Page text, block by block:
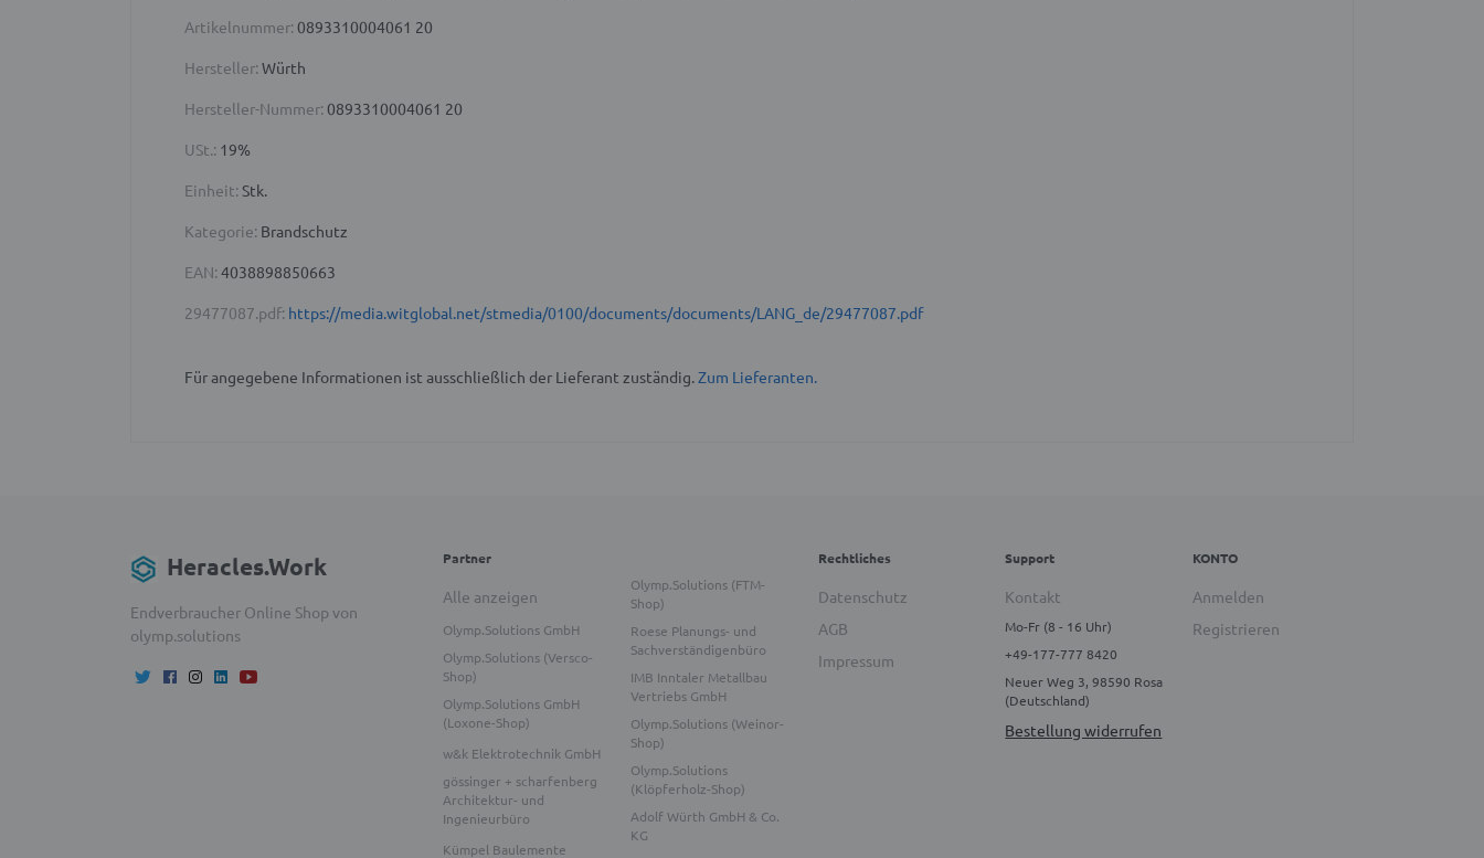
Artikelnummer: 0893310004061 20
Hersteller: Würth
Hersteller-Nummer: 0893310004061 20
USt.: 19%
Einheit: Stk.
Kategorie: Brandschutz
EAN: 4038898850663
29477087.pdf: https://media.witglobal.net/stmedia/0100/documents/documents/LANG_de/29477087.pdf
Für angegebene Informationen ist ausschließlich der Lieferant zuständig.Zum Lieferanten.
Heracles.Work
Endverbraucher Online Shop von
olymp.solutions
Partner
Alle anzeigen
Olymp.Solutions GmbH
Olymp.Solutions (Versco-
Shop)
Olymp.Solutions GmbH
(Loxone-Shop)
w&k Elektrotechnik GmbH
gössinger + scharfenberg
Architektur- und
Ingenieurbüro
Kümpel Baulemente
Olymp.Solutions (FTM-
Shop)
Roese Planungs- und
Sachverständigenbüro
IMB Inntaler Metallbau
Vertriebs GmbH
Olymp.Solutions (Weinor-
Shop)
Olymp.Solutions
(Klöpferholz-Shop)
Adolf Würth GmbH & Co.
KG
Rechtliches
Datenschutz
AGB
Impressum
Support
Kontakt
Mo-Fr (8 - 16 Uhr)
+49-177-777 8420
Neuer Weg 3, 98590 Rosa
(Deutschland)
Bestellung widerrufen
KONTO
Anmelden
Registrieren